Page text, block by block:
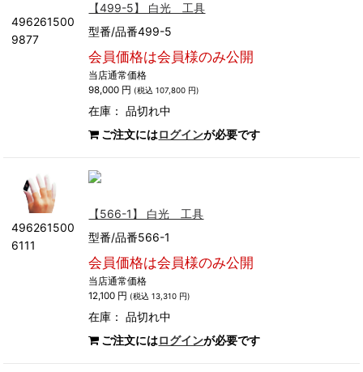
496261500
9877
【499-5】 白光 工具
型番/品番499-5
会員価格は会員様のみ公開
当店通常価格
98,000 円 (税込 107,800 円)
在庫：品切れ中
ご注文にはログインが必要です
496261500
6111
【566-1】 白光 工具
型番/品番566-1
会員価格は会員様のみ公開
当店通常価格
12,100 円 (税込 13,310 円)
在庫：品切れ中
ご注文にはログインが必要です